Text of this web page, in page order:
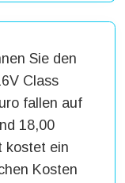
Sie den
Class
fallen auf
18,00
kostet ein
Kosten